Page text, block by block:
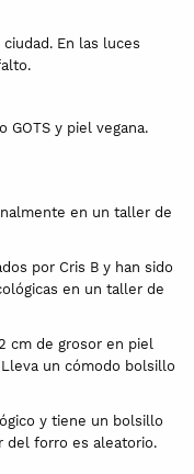
En las luces
GOTS y piel vegana.
en un taller de
por Cris B y han sido
en un taller de
cm de grosor en piel
un cómodo bolsillo
y tiene un bolsillo
del forro es aleatorio.